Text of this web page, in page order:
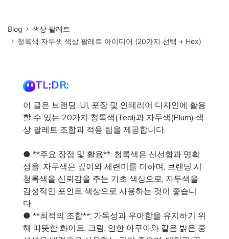
Blog
색상 팔레트
청록색 자두색 색상 팔레트 아이디어 (20가지 선택 + Hex)
TL;DR:
이 글은 브랜딩, UI, 포장 및 인테리어 디자인에 활용
할 수 있는 20가지 청록색(Teal)과 자두색(Plum) 색
상 팔레트 조합과 적용 팁을 제공합니다.
● **주요 장점 및 활용**: 청록색은 신선함과 명확
성을, 자두색은 깊이와 세련미를 더하며, 브랜딩 시
청록색을 신뢰감을 주는 기초 색상으로, 자두색을
감성적인 포인트 색상으로 사용하는 것이 좋습니
다.
● **최적의 조합**: 가독성과 우아함을 유지하기 위
해 따뜻한 화이트, 크림, 연한 아쿠아와 같은 밝은 중